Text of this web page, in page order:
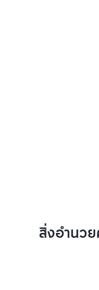
สิ่งอำนวย